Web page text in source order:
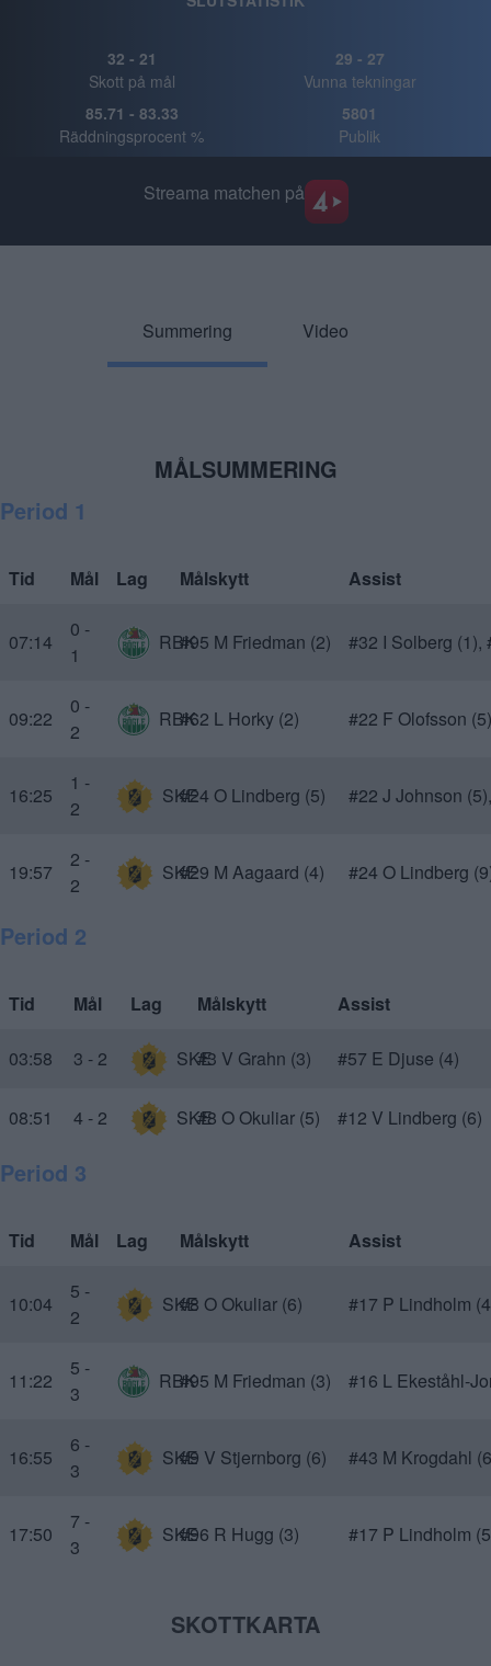
32 - 21
Skott på mål
29 - 27
Vunna tekningar
85.71 - 83.33
Räddningsprocent %
5801
Publik
Streama matchen på
Summering Video
MÅLSUMMERING
Period 1
Tid Mål Lag Målskytt Assist
07:14
0 -
1
RBK#95 M Friedman (2) #32 I Solberg (1),
09:22
0 -
2
RBK#62 L Horky (2) #22 F Olofsson
16:25
1 -
2
SKE#24 O Lindberg (5) #22 J Johnson
19:57
2 -
2
SKE#29 M Aagaard (4) #24 O Lindberg
Period 2
Tid Mål Lag Målskytt Assist
03:58 3 - 2 SKE#3 V Grahn (3) #57 E Djuse (4)
08:51 4 - 2 SKE#8 O Okuliar (5) #12 V Lindberg (6)
Period 3
Tid Mål Lag Målskytt Assist
10:04
5 -
2
SKE#8 O Okuliar (6) #17 P Lindholm
11:22
5 -
3
RBK#95 M Friedman (3) #16 L Ekeståhl-
16:55
6 -
3
SKE#9 V Stjernborg (6) #43 M Krogdahl
17:50
7 -
3
SKE#96 R Hugg (3) #17 P Lindholm
SKOTTKARTA